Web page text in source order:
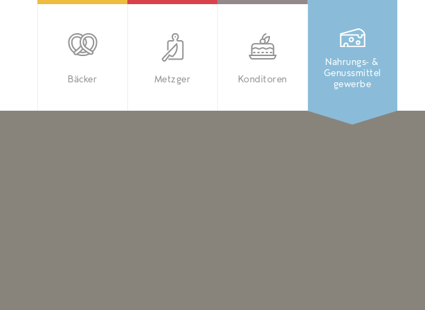
Bäcker Metzger Konditoren
Nahrungs- &
Genussmittel
gewerbe